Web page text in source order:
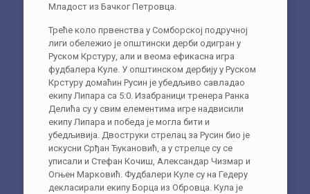
Младост из Бачког Петровца.
Треће коло првенства у Сомборској подручној
лиги обележио је општински дерби одигран у
Руском Крстуру, али и веома ефикасна игра
фудбалера Куле. У општинском дербију у Руском
Крстуру домаћин Русин је убедљиво савладао
екипу Липара са 5:0. Изабраници тренера Ранка
Делића су у свим елементима игре надвисили
екипу Липара и победа је могла бити и
убедљивија. Двоструки стрелац за Русин био је
искусни Срђан Ђукановић, а у стрелце су се
уписали и Стефан Кочиш, Александар Чизмар и
Огњен Марковић. Фудбалери Куле су на Гедеру
декласирали екипу Борца из Обровца. Кула је